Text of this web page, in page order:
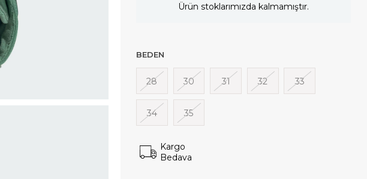
Ürün stoklarımızda kalmamıştır.
BEDEN
28 30 31 32 33
34 35
Kargo
Bedava